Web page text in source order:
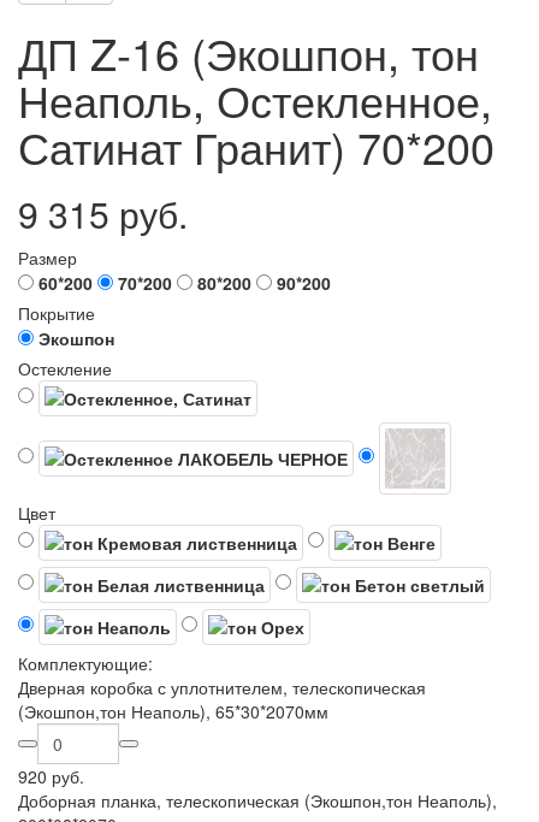
ДП Z-16 (Экошпон, тон
Неаполь, Остекленное,
Сатинат Гранит) 70*200
9 315 руб.
Размер
60*200
70*200 80*200
90*200
Покрытие
Экошпон
Остекление
Цвет
Комплектующие:
Дверная коробка с уплотнителем, телескопическая
(Экошпон,тон Неаполь), 65*30*2070мм
920 руб.
Доборная планка, телескопическая (Экошпон,тон Неаполь),